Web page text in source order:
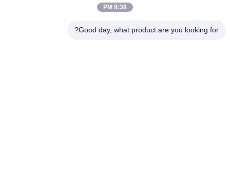
9:38 PM
Good day, what product are you looking for?